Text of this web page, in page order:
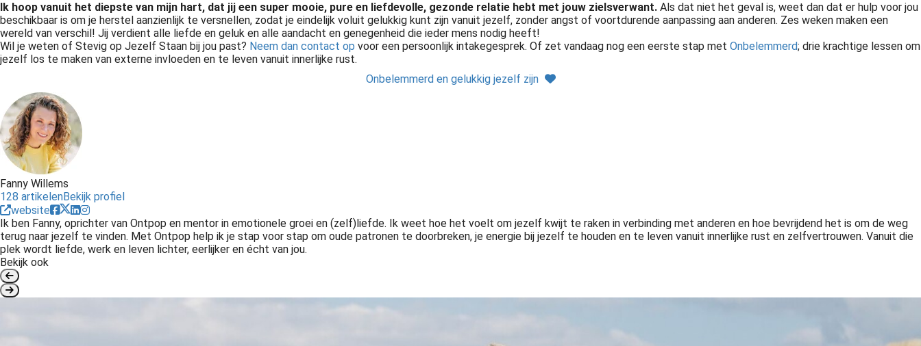
Ik hoop vanuit het diepste van mijn hart, dat jij een super mooie, pure en liefdevolle, gezonde relatie hebt met jouw zielsverwant. Als dat niet het geval is, weet dan dat er hulp voor jou
beschikbaar is om je herstel aanzienlijk te versnellen, zodat je eindelijk voluit gelukkig kunt zijn vanuit jezelf, zonder angst of voortdurende aanpassing aan anderen. Zes weken maken een
wereld van verschil! Jij verdient alle liefde en geluk en alle aandacht en genegenheid die ieder mens nodig heeft!
Wil je weten of Stevig op Jezelf Staan bij jou past? Neem dan contact op voor een persoonlijk intakegesprek. Of zet vandaag nog een eerste stap met Onbelemmerd; drie krachtige lessen om
jezelf los te maken van externe invloeden en te leven vanuit innerlijke rust.
Onbelemmerd en gelukkig jezelf zijn
Fanny Willems
128 artikelenBekijk profiel
website
Ik ben Fanny, oprichter van Ontpop en mentor in emotionele groei en (zelf)liefde. Ik weet hoe het voelt om jezelf kwijt te raken in verbinding met anderen en hoe bevrijdend het is om de weg
terug naar jezelf te vinden. Met Ontpop help ik je stap voor stap om oude patronen te doorbreken, je energie bij jezelf te houden en te leven vanuit innerlijke rust en zelfvertrouwen. Vanuit die
plek wordt liefde, werk en leven lichter, eerlijker en écht van jou.
Bekijk ook